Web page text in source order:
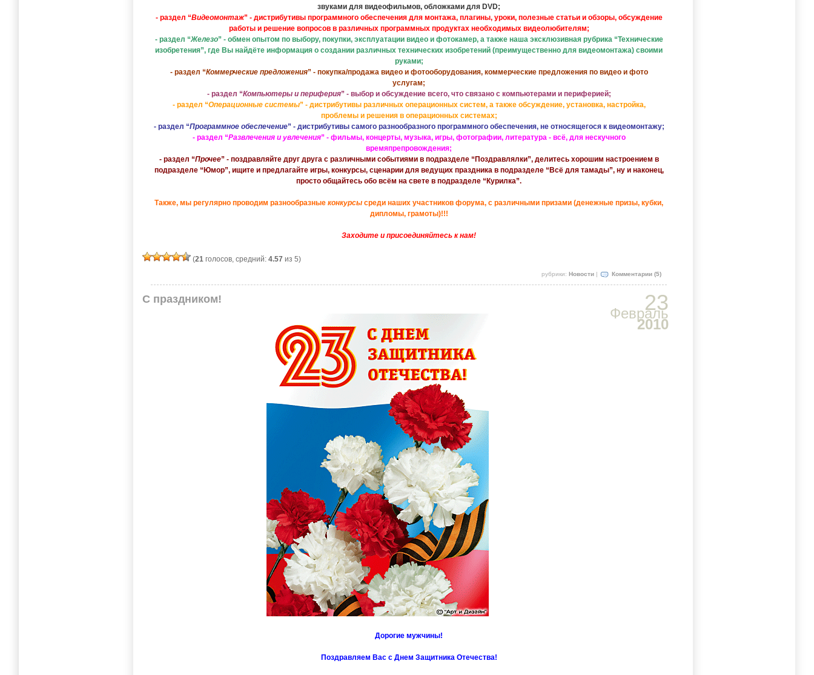
звуками для видеофильмов, обложками для DVD;
- раздел “Видеомонтаж” - дистрибутивы программного обеспечения для монтажа, плагины, уроки, полезные статьи и обзоры, обсуждение
работы и решение вопросов в различных программных продуктах необходимых видеолюбителям;
- раздел “Железо” - обмен опытом по выбору, покупки, эксплуатации видео и фотокамер, а также наша эксклюзивная рубрика “Технические
изобретения”, где Вы найдёте информация о создании различных технических изобретений (преимущественно для видеомонтажа) своими
руками;
- раздел “Коммерческие предложения” - покупка/продажа видео и фотооборудования, коммерческие предложения по видео и фото
услугам;
- раздел “Компьютеры и периферия” - выбор и обсуждение всего, что связано с компьютерами и периферией;
- раздел “Операционные системы” - дистрибутивы различных операционных систем, а также обсуждение, установка, настройка,
проблемы и решения в операционных системах;
- раздел “Программное обеспечение” - дистрибутивы самого разнообразного программного обеспечения, не относящегося к видеомонтажу;
- раздел “Развлечения и увлечения” - фильмы, концерты, музыка, игры, фотографии, литература - всё, для нескучного
времяпрепровождения;
- раздел “Прочее” - поздравляйте друг друга с различными событиями в подразделе “Поздравлялки”, делитесь хорошим настроением в
подразделе “Юмор”, ищите и предлагайте игры, конкурсы, сценарии для ведущих праздника в подразделе “Всё для тамады”, ну и наконец,
просто общайтесь обо всём на свете в подразделе “Курилка”.
Также, мы регулярно проводим разнообразныеконкурсы среди наших участников форума, с различными призами (денежные призы, кубки,
дипломы, грамоты)!!!
Заходите и присоединяйтесь к нам!
(21 голосов, средний: 4.57 из 5)
рубрики: Новости| Комментарии (5)
23
Февраль
2010
С праздником!
Дорогие мужчины!
Поздравляем Вас с Днем Защитника Отечества!